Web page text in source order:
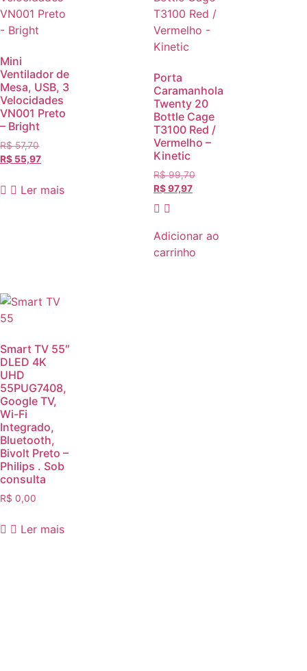
Mini
Ventilador de
Mesa, USB, 3
Velocidades
VN001 Preto
– Bright
R$57,70
R$ 55,97
Ler mais
Porta
Caramanhola
Twenty 20
Bottle Cage
T3100 Red /
Vermelho –
Kinetic
R$99,70
R$97,97
Adicionar ao
carrinho
Smart TV 55″
DLED 4K
UHD
55PUG7408,
Google TV,
Wi-Fi
Integrado,
Bluetooth,
Bivolt Preto –
Philips . Sob
consulta
R$ 0,00
Ler mais